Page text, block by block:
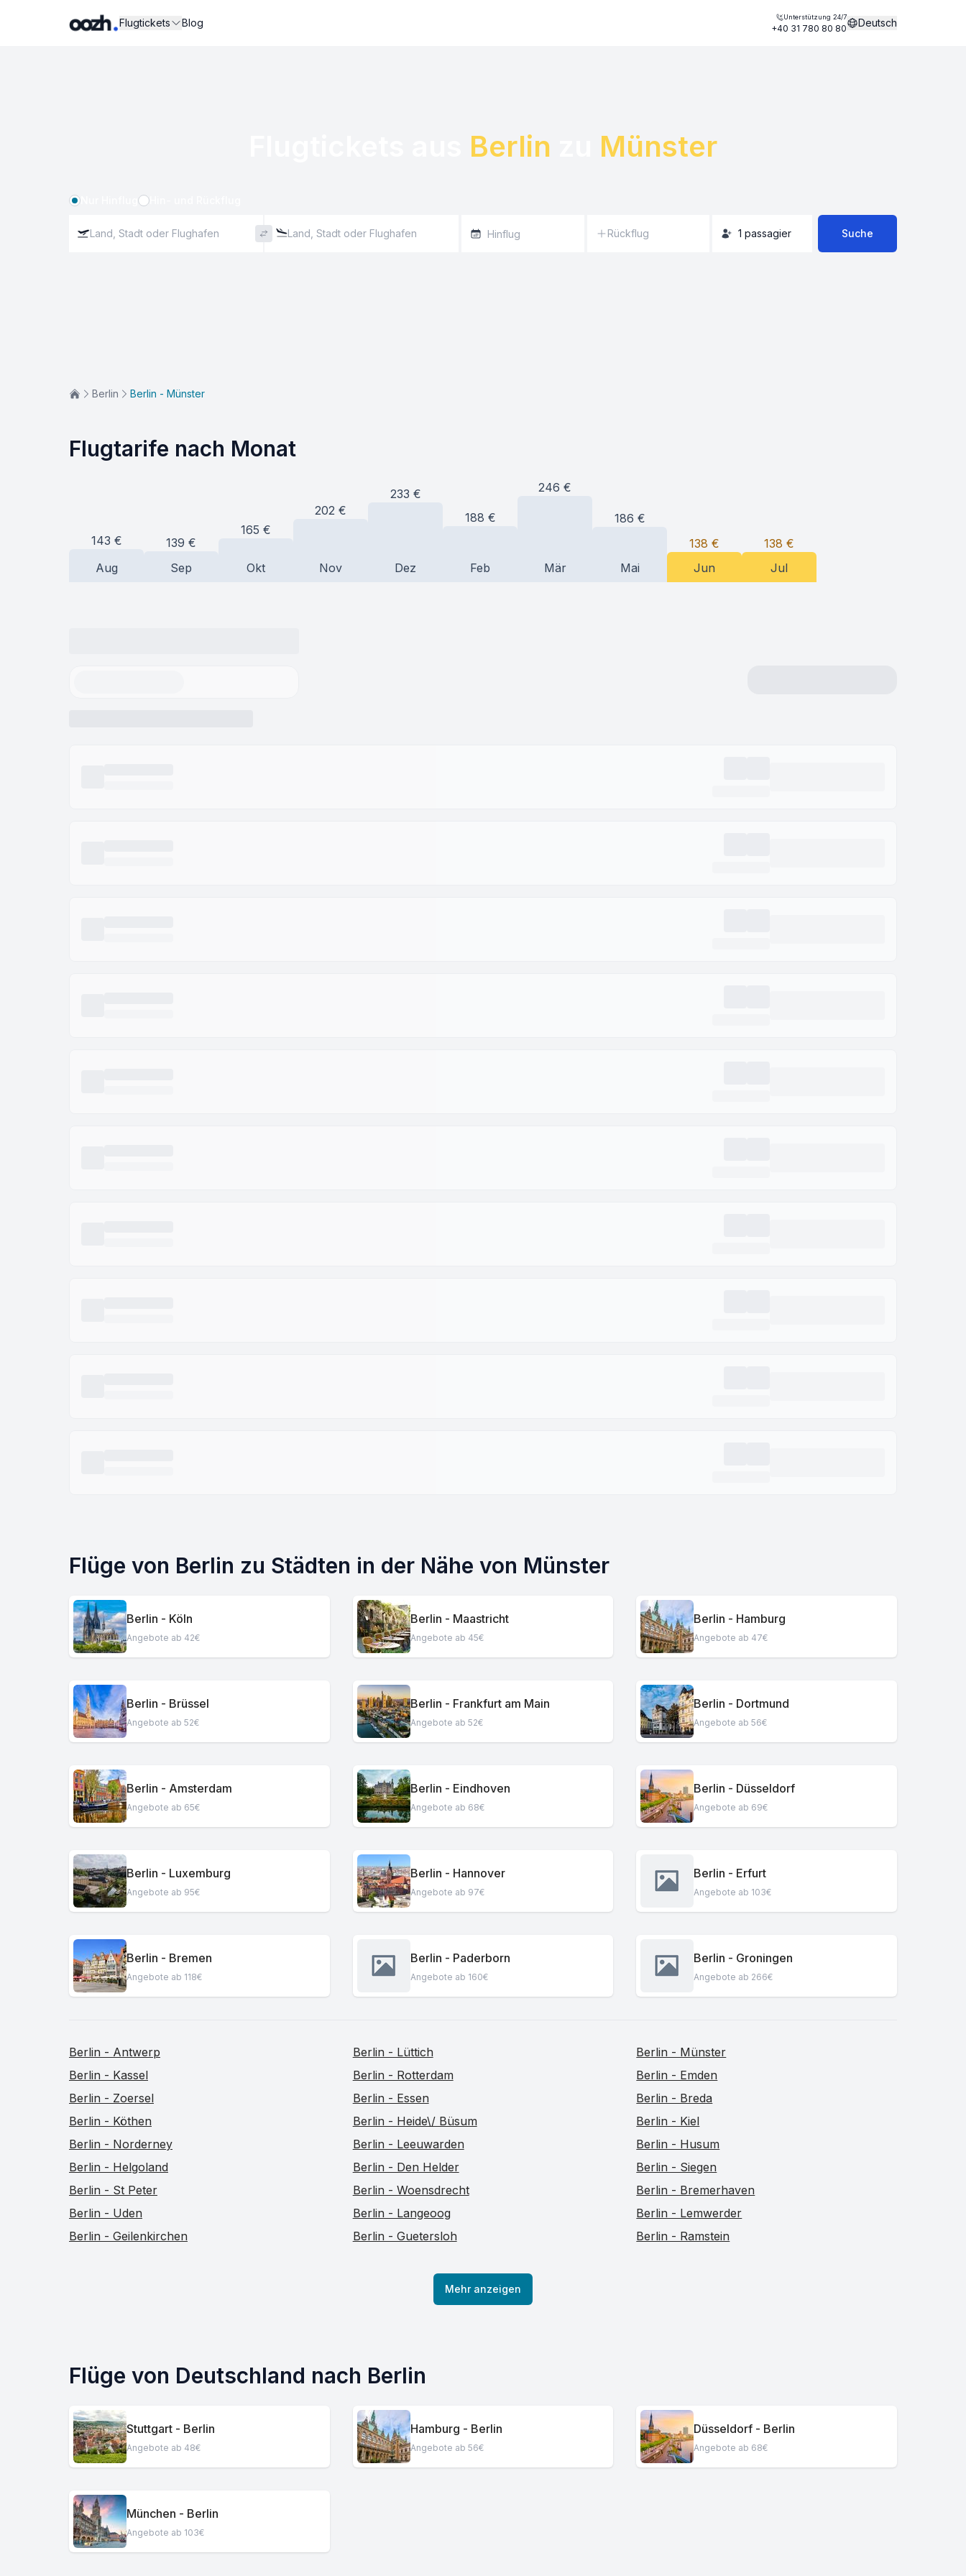
Flugtickets Blog Unterstützung 24/7
+40 31 780 80 80 Deutsch
Berlin Münster
Rückflug 1 passagier Suche
Berlin Berlin - Münster
Flugtarife nach Monat
143 €
Aug
139 €
Sep
165 €
Okt
202 €
Nov
233 €
Dez
188 €
Feb
246 €
Mär
186 €
Mai
138 €
Jun
138 €
Jul
Flüge von Berlin zu Städten in der Nähe von Münster
Berlin - Köln
Angebote ab 42€
Berlin - Maastricht
Angebote ab 45€
Berlin - Hamburg
Angebote ab 47€
Berlin - Brüssel
Angebote ab 52€
Berlin - Frankfurt am Main
Angebote ab 52€
Berlin - Dortmund
Angebote ab 56€
Berlin - Amsterdam
Angebote ab 65€
Berlin - Eindhoven
Angebote ab 68€
Berlin - Düsseldorf
Angebote ab 69€
Berlin - Luxemburg
Angebote ab 95€
Berlin - Hannover
Angebote ab 97€
Berlin - Erfurt
Angebote ab 103€
Berlin - Bremen
Angebote ab 118€
Berlin - Paderborn
Angebote ab 160€
Berlin - Groningen
Angebote ab 266€
Berlin - Antwerp Berlin - Lüttich
Berlin - Münster
Berlin - Kassel
Berlin - Rotterdam
Berlin - Emden
Berlin - Zoersel
Berlin - Essen
Berlin - Breda
Berlin - Köthen
Berlin - Heide\/ Büsum
Berlin - Kiel
Berlin - Norderney
Berlin - Leeuwarden
Berlin - Husum
Berlin - Helgoland
Berlin - Den Helder
Berlin - Siegen
Berlin - St Peter
Berlin - Woensdrecht
Berlin - Bremerhaven
Berlin - Uden
Berlin - Langeoog
Berlin - Lemwerder
Berlin - Geilenkirchen
Berlin - Guetersloh Berlin - Ramstein
Mehr anzeigen
Flüge von Deutschland nach Berlin
Stuttgart - Berlin
Angebote ab 48€
Hamburg - Berlin
Angebote ab 56€
Düsseldorf - Berlin
Angebote ab 68€
München - Berlin
Angebote ab 103€